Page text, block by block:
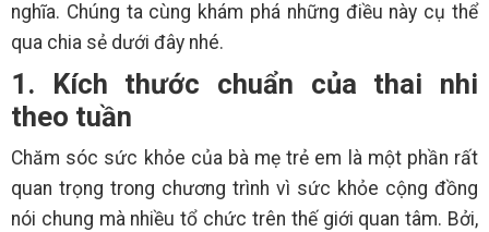
nghĩa. Chúng ta cùng khám phá những điều này cụ thể
qua chia sẻ dưới đây nhé.
1. Kích thước chuẩn của thai nhi
theo tuần
Chăm sóc sức khỏe của bà mẹ trẻ em là một phần rất
quan trọng trong chương trình vì sức khỏe cộng đồng
nói chung mà nhiều tổ chức trên thế giới quan tâm. Bởi,